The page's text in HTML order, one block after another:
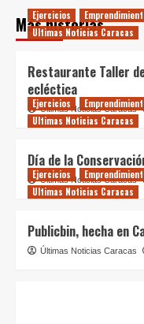
Más historias
Ejercicios
Ultimas Noticias Caracas
Restaurante Taller
ecléctica
Últimas Noticias Caracas
Ejercicios
Ultimas Noticias Caracas
Día de la
Últimas Noticias Caracas
Ejercicios
Ultimas Noticias Caracas
Publicbin, hecha en
Últimas Noticias Caracas